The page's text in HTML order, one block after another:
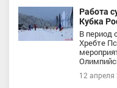
Работа
Кубка
В период
Хребте
12 апреля